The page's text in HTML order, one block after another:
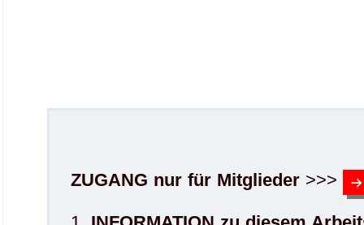
ZUGANG nur für Mitglieder >>>